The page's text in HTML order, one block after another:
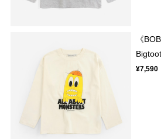
《
¥7,590